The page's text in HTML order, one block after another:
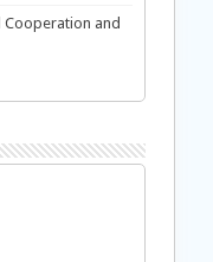
Cooperation and